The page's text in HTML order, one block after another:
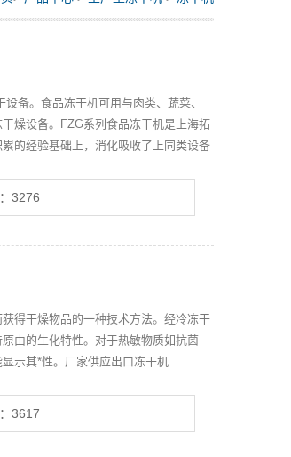
备。食品冻干机可用与肉类、蔬菜、
燥设备。FZG系列食品冻干机是上海拓
的经验基础上，消化吸收了上同类设备
3276
得干燥物品的一种技术方法。经冷冻干
由的生化特性。对于热敏物质如抗菌
示其*性。厂家供应出口冻干机
3617